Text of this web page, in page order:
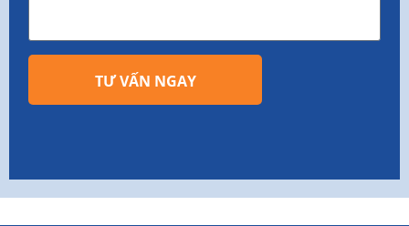
TƯ VẤN NGAY